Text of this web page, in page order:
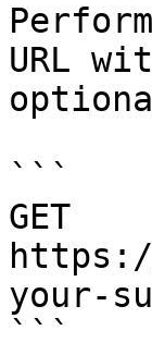
URL
```
GET
your-
```